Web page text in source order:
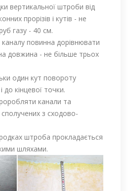
вертикальної штроби від
прорізів і кутів - не
газу - 40 см.
повинна дорівнювати
довжина - не більше трьох
один кут повороту
до кінцевої точки.
канали та
з сходово-
штроба прокладається
шляхами.